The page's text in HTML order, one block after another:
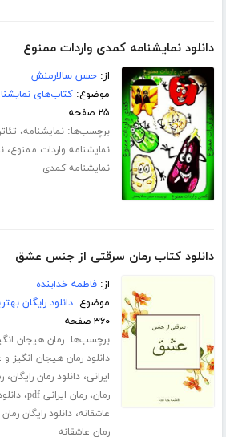
دانلود نمایشنامه کمدی واردات ممنوع
از:حسن سالارمنش
موضوع:کتاب‌های
۲۵ صفحه
برچسب‌ها:نمایشنامه، تئاتر
نمایشنامه واردات ممنوع،
نمایشنامه کمدی
دانلود کتاب رمان سرقتی از جنس عشق
از:فاطمه خدابنده
موضوع:دانلود رایگان
۳۶۰ صفحه
برچسب‌ها:رمان هیجان
دانلود رمان هیجان انگیز و
ایرانی،دانلود رمان رایگان،
رمان،رمان ایرانی pdf ،
عاشقانه،دانلود رایگان
رمان عاشقانه